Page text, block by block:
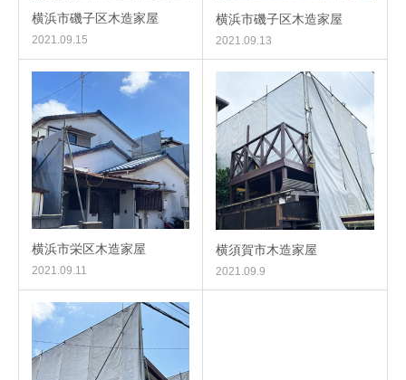
横浜市磯子区木造家屋
2021.09.15
横浜市磯子区木造家屋
2021.09.13
横浜市栄区木造家屋
2021.09.11
横須賀市木造家屋
2021.09.9